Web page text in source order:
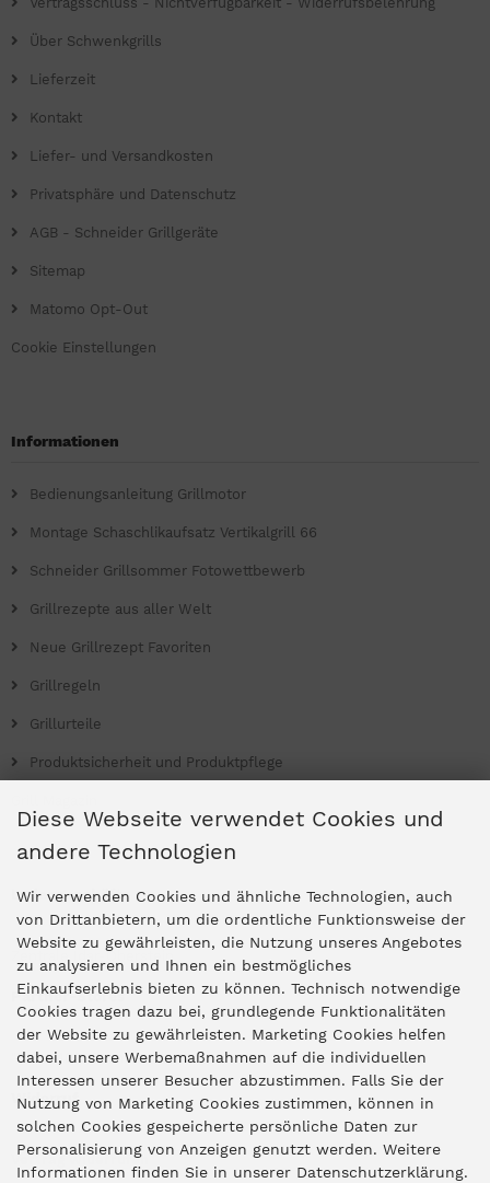
Über Schwenkgrills
Lieferzeit
Kontakt
Liefer- und Versandkosten
Privatsphäre und Datenschutz
AGB - Schneider Grillgeräte
Sitemap
Matomo Opt-Out
Cookie Einstellungen
Informationen
Bedienungsanleitung Grillmotor
Montage Schaschlikaufsatz Vertikalgrill 66
Schneider Grillsommer Fotowettbewerb
Grillrezepte aus aller Welt
Neue Grillrezept Favoriten
Grillregeln
Grillurteile
Produktsicherheit und Produktpflege
Ladengeschäfte
Zentrale Idar-Oberstein
Partner-Stores
"Deko 409" Bernkastel-Kues
Widerruf
Vertrag widerrufen
Diese Webseite verwendet Cookies und
andere Technologien
Wir verwenden Cookies und ähnliche Technologien, auch
von Drittanbietern, um die ordentliche Funktionsweise der
Website zu gewährleisten, die Nutzung unseres Angebotes
zu analysieren und Ihnen ein bestmögliches
Einkaufserlebnis bieten zu können. Technisch notwendige
Cookies tragen dazu bei, grundlegende Funktionalitäten
der Website zu gewährleisten. Marketing Cookies helfen
dabei, unsere Werbemaßnahmen auf die individuellen
Interessen unserer Besucher abzustimmen. Falls Sie der
Nutzung von Marketing Cookies zustimmen, können in
solchen Cookies gespeicherte persönliche Daten zur
Personalisierung von Anzeigen genutzt werden. Weitere
Informationen finden Sie in unserer Datenschutzerklärung.